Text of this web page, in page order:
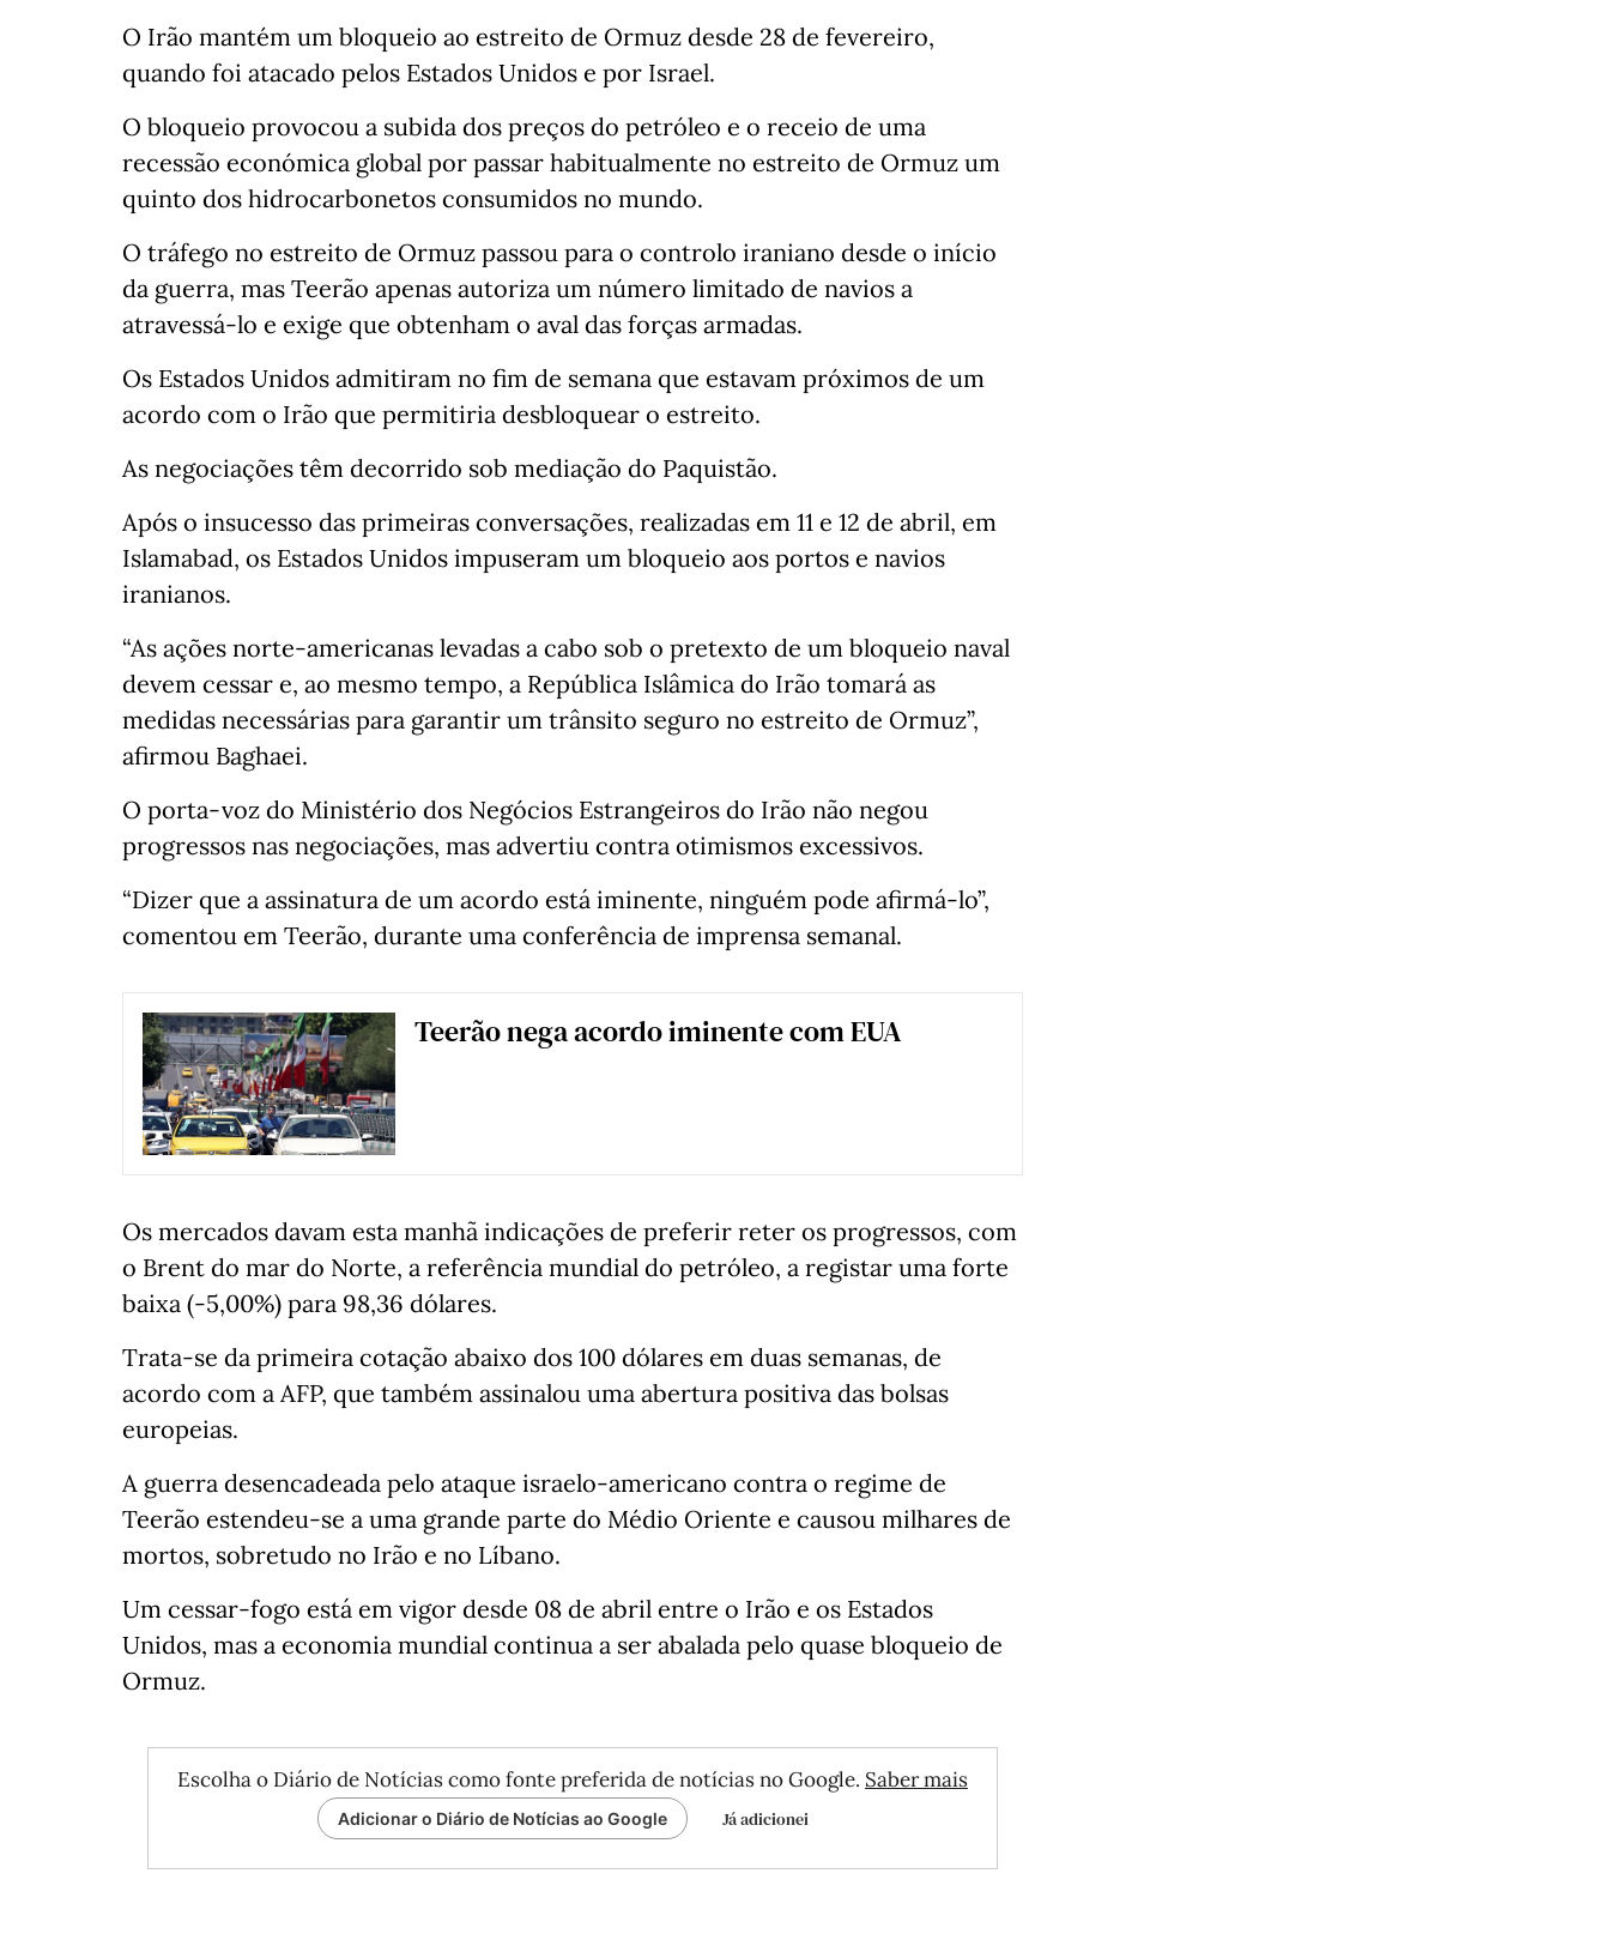
O Irão mantém um bloqueio ao estreito de Ormuz desde 28 de fevereiro,
quando foi atacado pelos Estados Unidos e por Israel.
O bloqueio provocou a subida dos preços do petróleo e o receio de uma
recessão económica global por passar habitualmente no estreito de Ormuz um
quinto dos hidrocarbonetos consumidos no mundo.
O tráfego no estreito de Ormuz passou para o controlo iraniano desde o início
da guerra, mas Teerão apenas autoriza um número limitado de navios a
atravessá-lo e exige que obtenham o aval das forças armadas.
Os Estados Unidos admitiram no fim de semana que estavam próximos de um
acordo com o Irão que permitiria desbloquear o estreito.
As negociações têm decorrido sob mediação do Paquistão.
Após o insucesso das primeiras conversações, realizadas em 11 e 12 de abril, em
Islamabad, os Estados Unidos impuseram um bloqueio aos portos e navios
iranianos.
“As ações norte-americanas levadas a cabo sob o pretexto de um bloqueio naval
devem cessar e, ao mesmo tempo, a República Islâmica do Irão tomará as
medidas necessárias para garantir um trânsito seguro no estreito de Ormuz”,
afirmou Baghaei.
O porta-voz do Ministério dos Negócios Estrangeiros do Irão não negou
progressos nas negociações, mas advertiu contra otimismos excessivos.
“Dizer que a assinatura de um acordo está iminente, ninguém pode afirmá-lo”,
comentou em Teerão, durante uma conferência de imprensa semanal.
Teerão nega acordo iminente com EUA
Os mercados davam esta manhã indicações de preferir reter os progressos, com
o Brent do mar do Norte, a referência mundial do petróleo, a registar uma forte
baixa (-5,00%) para 98,36 dólares.
Trata-se da primeira cotação abaixo dos 100 dólares em duas semanas, de
acordo com a AFP, que também assinalou uma abertura positiva das bolsas
europeias.
A guerra desencadeada pelo ataque israelo-americano contra o regime de
Teerão estendeu-se a uma grande parte do Médio Oriente e causou milhares de
mortos, sobretudo no Irão e no Líbano.
Um cessar-fogo está em vigor desde 08 de abril entre o Irão e os Estados
Unidos, mas a economia mundial continua a ser abalada pelo quase bloqueio de
Ormuz.
Escolha o Diário de Notícias como fonte preferida de notícias no Google. Saber mais
Adicionar o Diário de Notícias ao Google Já adicionei